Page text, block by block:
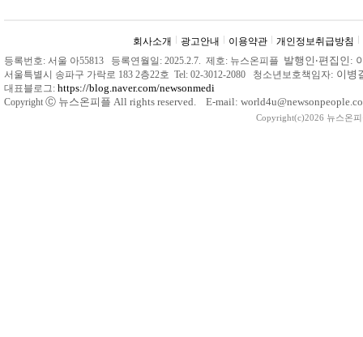
회사소개 광고안내 이용약관
개인정보취급방침
등록번호: 서울 아55813 등록연월일: 2025.2.7. 제호: 뉴스온피플 발행인 ‧편집인:
서울특별시 송파구 가락로 183 2층22호 Tel: 02-3012-2080 청소년보호책임자: 이
대표블로그: https://blog.naver.com/newsonmedi
Copyright Ⓒ 뉴스온피플 All rights reserved. E-mail:
Copyright(c)2026 뉴스온